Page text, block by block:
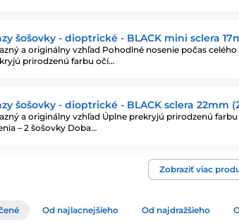
šošovky - dioptrické - BLACK mini sclera
a originálny vzhľad Pohodlné nosenie počas celého
prirodzenú farbu očí…
šošovky - dioptrické - BLACK sclera 22mm
a originálny vzhľad Úplne prekryjú prirodzenú
– 2 šošovky Doba…
Zobraziť viac
Od najlacnejšieho Od najdražšieho